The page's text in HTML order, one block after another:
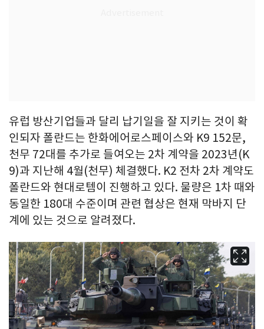
유럽 방산기업들과 달리 납기일을 잘 지키는 것이 확
인되자 폴란드는 한화에어로스페이스와 K9 152문,
천무 72대를 추가로 들여오는 2차 계약을 2023년(K
9)과 지난해 4월(천무) 체결했다. K2 전차 2차 계약도
폴란드와 현대로템이 진행하고 있다. 물량은 1차 때와
동일한 180대 수준이며 관련 협상은 현재 막바지 단
계에 있는 것으로 알려졌다.